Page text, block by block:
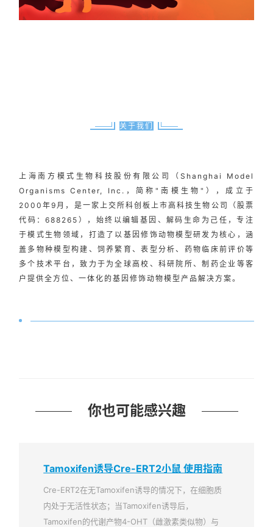
关于我们
上海南方模式生物科技股份有限公司（Shanghai Model
Organisms Center, Inc.，简称"南模生物"），成立于
2000年9月，是一家上交所科创板上市高科技生物公司（股票
代码：688265），始终以编辑基因、解码生命为己任，专注
于模式生物领域，打造了以基因修饰动物模型研发为核心，涵
盖多物种模型构建、饲养繁育、表型分析、药物临床前评价等
多个技术平台，致力于为全球高校、科研院所、制药企业等客
户提供全方位、一体化的基因修饰动物模型产品解决方案。
你也可能感兴趣
Tamoxifen诱导Cre-ERT2小鼠 使用指南
Cre-ERT2在无Tamoxifen诱导的情况下，在细胞质
内处于无活性状态；当Tamoxifen诱导后，
Tamoxifen的代谢产物4-OHT（雌激素类似物）与